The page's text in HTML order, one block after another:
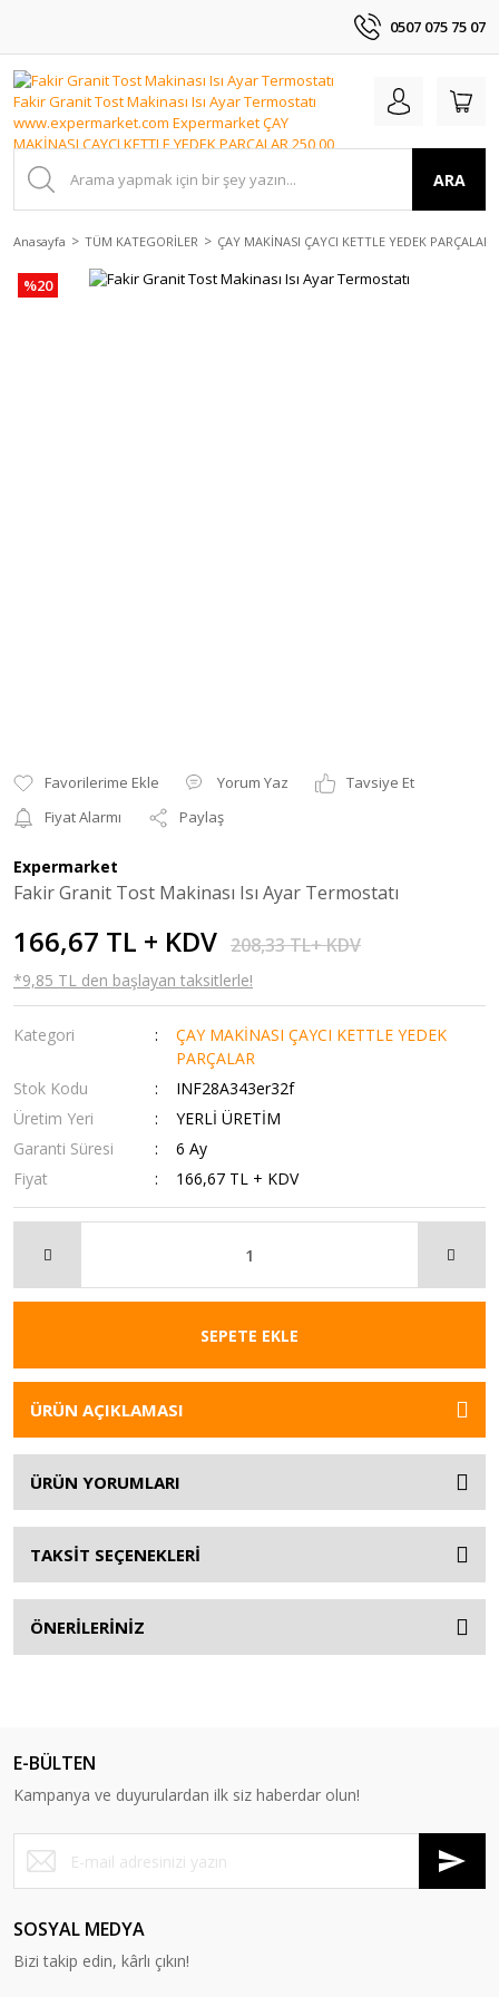
0507 075 75 07
ARA
Anasayfa TÜM KATEGORİLER ÇAY MAKİNASI ÇAYCI KETTLE YEDEK PARÇALAR
%20
Yorum Yaz
Tavsiye Et
Fiyat Alarmı
Paylaş
Expermarket
Fakir Granit Tost Makinası Isı Ayar Termostatı
166,67 TL + KDV 208,33 TL+ KDV
*9,85 TL den başlayan taksitlerle!
Kategori
ÇAY MAKİNASI ÇAYCI KETTLE YEDEK
PARÇALAR
Stok Kodu
INF28A343er32f
Üretim Yeri
YERLİ ÜRETİM
Garanti Süresi
6 Ay
Fiyat
166,67 TL + KDV
SEPETE EKLE
ÜRÜN AÇIKLAMASI
ÜRÜN YORUMLARI
TAKSİT SEÇENEKLERİ
ÖNERİLERİNİZ
E-BÜLTEN
Kampanya ve duyurulardan ilk siz haberdar olun!
SOSYAL MEDYA
Bizi takip edin, kârlı çıkın!